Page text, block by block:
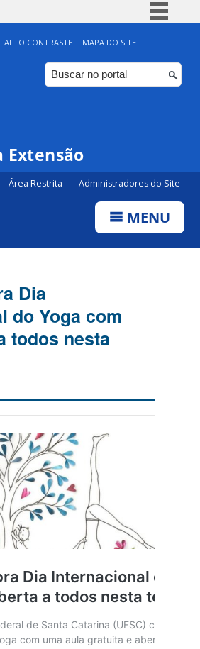
Simplifique!
Comunica BR
Participe
ALTO CONTRASTE MAPA DO SITE
Extensão
Área Restrita Administradores do Site
MENU
Dia
do Yoga com
todos nesta